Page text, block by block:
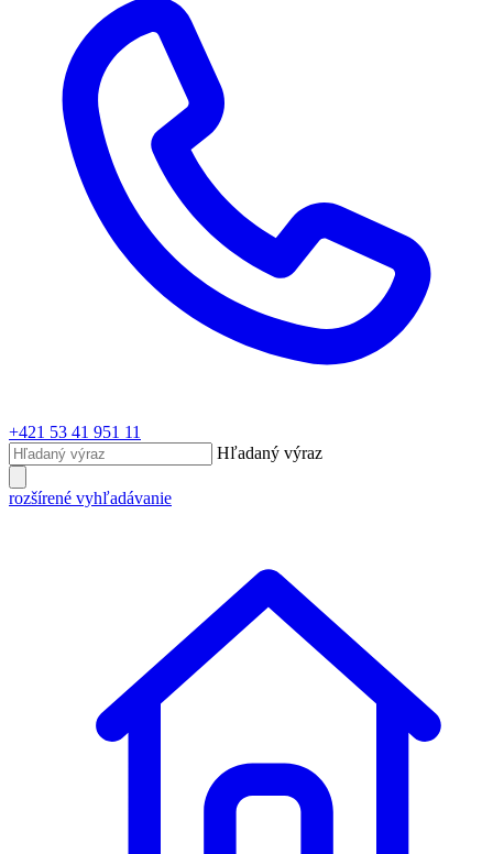
+421 53 41 951 11
Hľadaný výraz
rozšírené vyhľadávanie